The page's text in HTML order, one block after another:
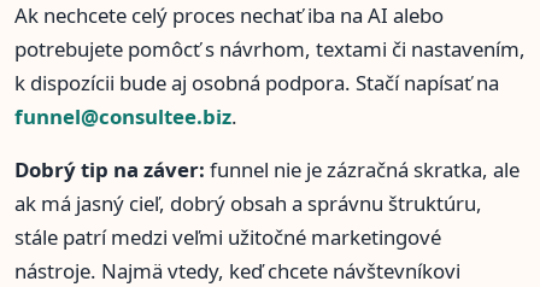
Ak nechcete celý proces nechať iba na AI alebo
potrebujete pomôcť s návrhom, textami či nastavením,
k dispozícii bude aj osobná podpora. Stačí napísať na
funnel@consultee.biz.
Dobrý tip na záver: funnel nie je zázračná skratka, ale
ak má jasný cieľ, dobrý obsah a správnu štruktúru,
stále patrí medzi veľmi užitočné marketingové
nástroje. Najmä vtedy, keď chcete návštevníkovi